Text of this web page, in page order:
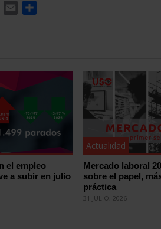
Telegram
Email
el empleo
a subir en julio
Actualidad
Mercado laboral
sobre el papel,
práctica
31 JULIO, 2026